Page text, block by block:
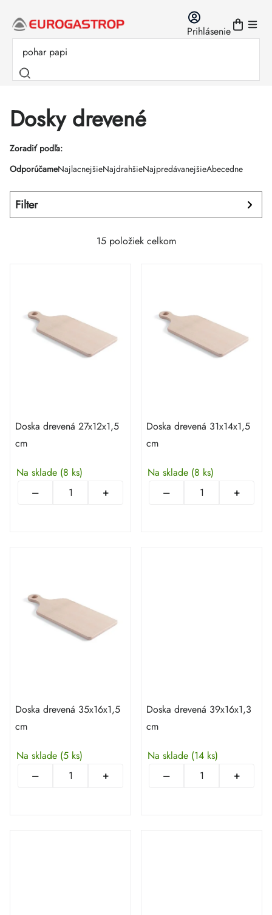
obsah
Prihlásenie
Dosky drevené
Zoradiť podľa:
Radenie
produktov
OdporúčameNajlacnejšieNajdrahšieNajpredávanejšieAbecedne
Filter
15položiek celkom
Výpis
produktov
Doska drevená 27x12x1,5
cm
Na sklade (8 ks)
Doska drevená 31x14x1,5
cm
Na sklade (8 ks)
Doska drevená 35x16x1,5
cm
Na sklade (5 ks)
Doska drevená 39x16x1,3
cm
Na sklade (14 ks)